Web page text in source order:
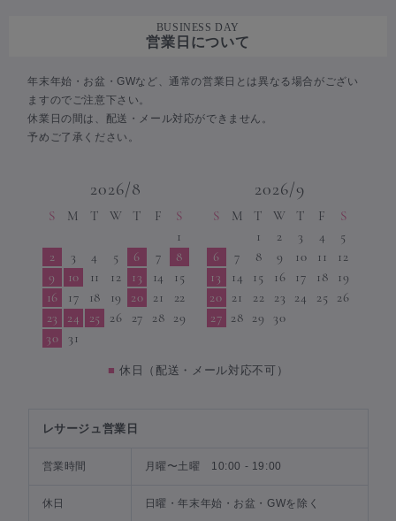
BUSINESS DAY
営業日について
年末年始・お盆・GWなど、通常の営業日とは異なる場合がござい
ますのでご注意下さい。
休業日の間は、配送・メール対応ができません。
予めご了承ください。
2026/8
S M T W T F
S
1
2
3 4 5 6 7
8
9
10 11 12 13 14
15
16
17 18 19 20 21
22
23
24 25 26 27 28
29
30
31
2026/9
S M T W T F
S
1
2 3 4
5
6
7 8 9 10 11
12
13
14 15 16 17 18
19
20
21 22 23 24 25
26
27
28 29 30
■ 休日（配送・メール対応不可）
レサージュ営業日
営業時間 月曜〜土曜 10:00 - 19:00
休日 日曜・年末年始・お盆・GWを除く